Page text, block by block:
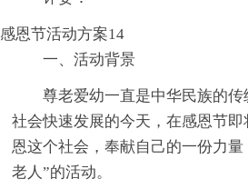
感恩节活动方案14
一、活动背景
尊老爱幼一直是中华民族的
社会快速发展的今天，在感恩节
恩这个社会，奉献自己的一份力
老人”的活动。